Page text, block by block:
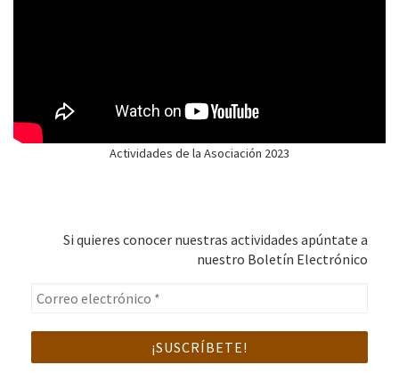
Actividades de la Asociación 2023
Si quieres conocer nuestras actividades apúntate a
nuestro Boletín Electrónico